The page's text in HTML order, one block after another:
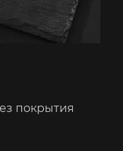
покрытия